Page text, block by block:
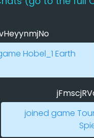
Hobel_1 Earth
joined game